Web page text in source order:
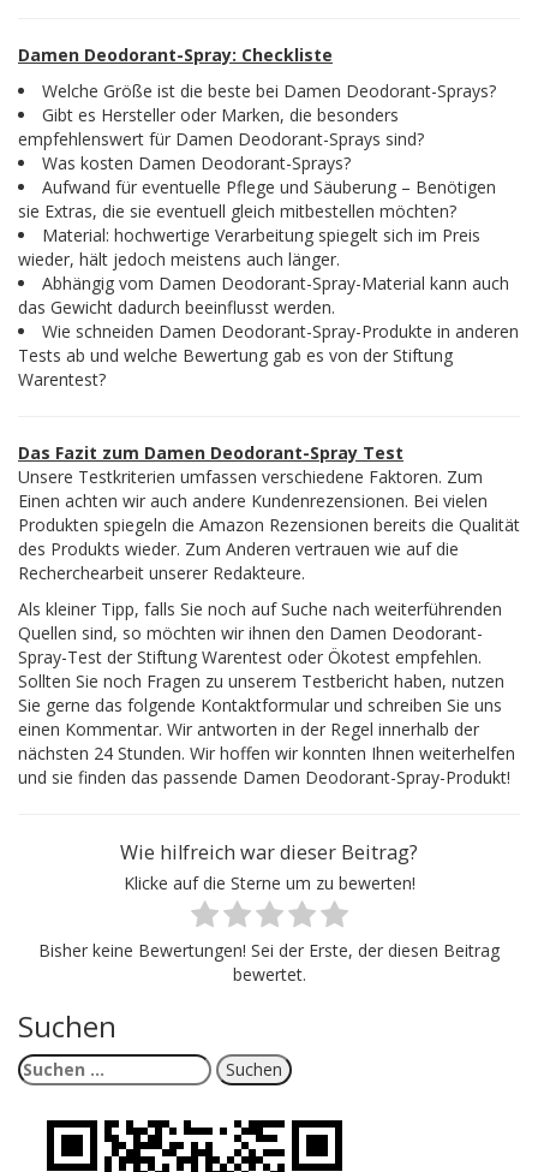
Damen Deodorant-Spray: Checkliste
Welche Größe ist die beste bei Damen Deodorant-Sprays?
Gibt es Hersteller oder Marken, die besonders
empfehlenswert für Damen Deodorant-Sprays sind?
Was kosten Damen Deodorant-Sprays?
Aufwand für eventuelle Pflege und Säuberung – Benötigen
sie Extras, die sie eventuell gleich mitbestellen möchten?
Material: hochwertige Verarbeitung spiegelt sich im Preis
wieder, hält jedoch meistens auch länger.
Abhängig vom Damen Deodorant-Spray-Material kann auch
das Gewicht dadurch beeinflusst werden.
Wie schneiden Damen Deodorant-Spray-Produkte in anderen
Tests ab und welche Bewertung gab es von der Stiftung
Warentest?
Das Fazit zum Damen Deodorant-Spray Test
Unsere Testkriterien umfassen verschiedene Faktoren. Zum
Einen achten wir auch andere Kundenrezensionen. Bei vielen
Produkten spiegeln die Amazon Rezensionen bereits die Qualität
des Produkts wieder. Zum Anderen vertrauen wie auf die
Recherchearbeit unserer Redakteure.
Als kleiner Tipp, falls Sie noch auf Suche nach weiterführenden
Quellen sind, so möchten wir ihnen den Damen Deodorant-
Spray-Test der Stiftung Warentest oder Ökotest empfehlen.
Sollten Sie noch Fragen zu unserem Testbericht haben, nutzen
Sie gerne das folgende Kontaktformular und schreiben Sie uns
einen Kommentar. Wir antworten in der Regel innerhalb der
nächsten 24 Stunden. Wir hoffen wir konnten Ihnen weiterhelfen
und sie finden das passende Damen Deodorant-Spray-Produkt!
Wie hilfreich war dieser Beitrag?
Klicke auf die Sterne um zu bewerten!
Bisher keine Bewertungen! Sei der Erste, der diesen Beitrag
bewertet.
Suchen
Suchen
nach: